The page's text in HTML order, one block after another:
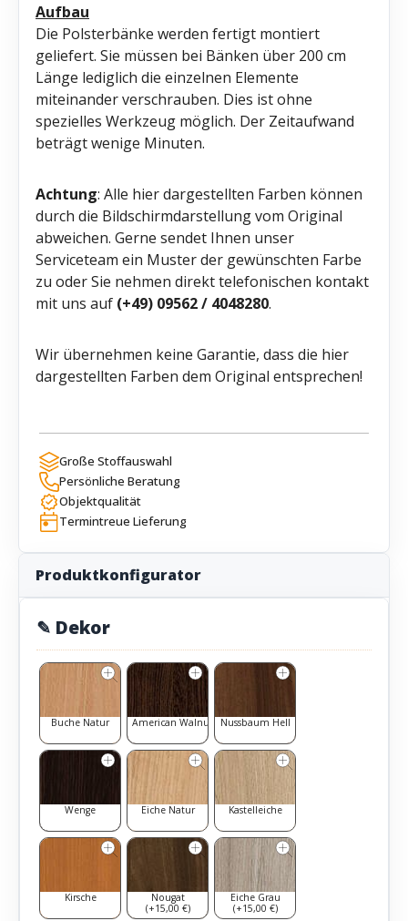
Aufbau
Die Polsterbänke werden fertigt montiert
geliefert. Sie müssen bei Bänken über 200 cm
Länge lediglich die einzelnen Elemente
miteinander verschrauben. Dies ist ohne
spezielles Werkzeug möglich. Der Zeitaufwand
beträgt wenige Minuten.
Achtung: Alle hier dargestellten Farben können
durch die Bildschirmdarstellung vom Original
abweichen. Gerne sendet Ihnen unser
Serviceteam ein Muster der gewünschten Farbe
zu oder Sie nehmen direkt telefonischen kontakt
mit uns auf (+49) 09562 / 4048280.
Wir übernehmen keine Garantie, dass die hier
dargestellten Farben dem Original entsprechen!
Große Stoffauswahl
Persönliche Beratung
Objektqualität
Termintreue Lieferung
Produktkonfigurator
✎ Dekor
Buche Natur American Walnut Nussbaum Hell
Wenge Eiche Natur Kastelleiche
Kirsche
Nougat
(+15,00 €)
Eiche Grau
(+15,00 €)